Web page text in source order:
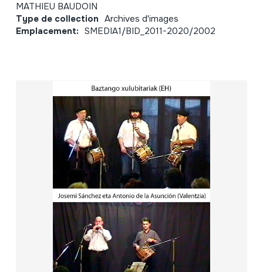
MATHIEU BAUDOIN
Type de collection Archives d'images
Emplacement: SMEDIA1/BID_2011-2020/2002